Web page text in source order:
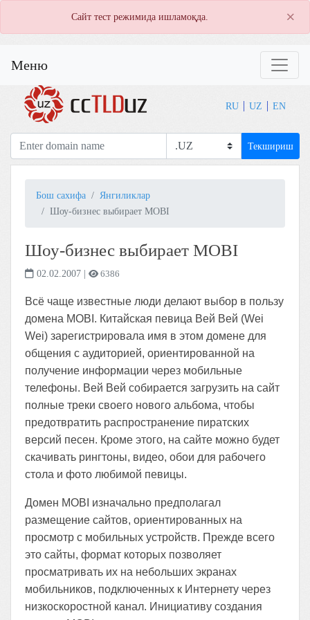
Сайт тест режимида ишламоқда. ×
Меню
RU UZ EN
Текшириш
Бош сахифа
Янгиликлар
Шоу-бизнес выбирает MOBI
Шоу-бизнес выбирает MOBI
02.02.2007 | 6386
Всё чаще известные люди делают выбор в пользу
домена MOBI. Китайская певица Вей Вей (Wei
Wei) зарегистрировала имя в этом домене для
общения с аудиторией, ориентированной на
получение информации через мобильные
телефоны. Вей Вей собирается загрузить на сайт
полные треки своего нового альбома, чтобы
предотвратить распространение пиратских
версий песен. Кроме этого, на сайте можно будет
скачивать рингтоны, видео, обои для рабочего
стола и фото любимой певицы.
Домен MOBI изначально предполагал
размещение сайтов, ориентированных на
просмотр с мобильных устройств. Прежде всего
это сайты, формат которых позволяет
просматривать их на небольших экранах
мобильников, подключенных к Интернету через
низкоскоростной канал. Инициативу создания